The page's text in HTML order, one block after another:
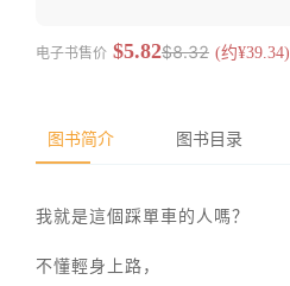
电子书售价 $5.82$8.32 (约¥39.34)
图书简介 图书目录
我就是這個踩單車的人嗎？
不懂輕身上路，